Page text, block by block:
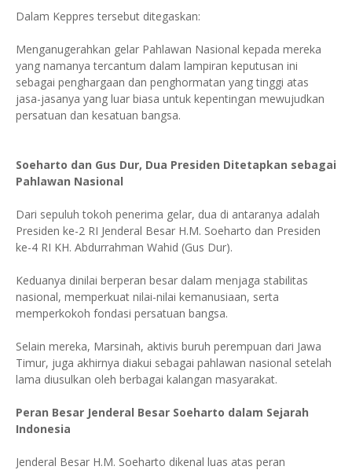
Dalam Keppres tersebut ditegaskan:
Menganugerahkan gelar Pahlawan Nasional kepada mereka
yang namanya tercantum dalam lampiran keputusan ini
sebagai penghargaan dan penghormatan yang tinggi atas
jasa-jasanya yang luar biasa untuk kepentingan mewujudkan
persatuan dan kesatuan bangsa.
Soeharto dan Gus Dur, Dua Presiden Ditetapkan sebagai
Pahlawan Nasional
Dari sepuluh tokoh penerima gelar, dua di antaranya adalah
Presiden ke-2 RI Jenderal Besar H.M. Soeharto dan Presiden
ke-4 RI KH. Abdurrahman Wahid (Gus Dur).
Keduanya dinilai berperan besar dalam menjaga stabilitas
nasional, memperkuat nilai-nilai kemanusiaan, serta
memperkokoh fondasi persatuan bangsa.
Selain mereka, Marsinah, aktivis buruh perempuan dari Jawa
Timur, juga akhirnya diakui sebagai pahlawan nasional setelah
lama diusulkan oleh berbagai kalangan masyarakat.
Peran Besar Jenderal Besar Soeharto dalam Sejarah
Indonesia
Jenderal Besar H.M. Soeharto dikenal luas atas peran